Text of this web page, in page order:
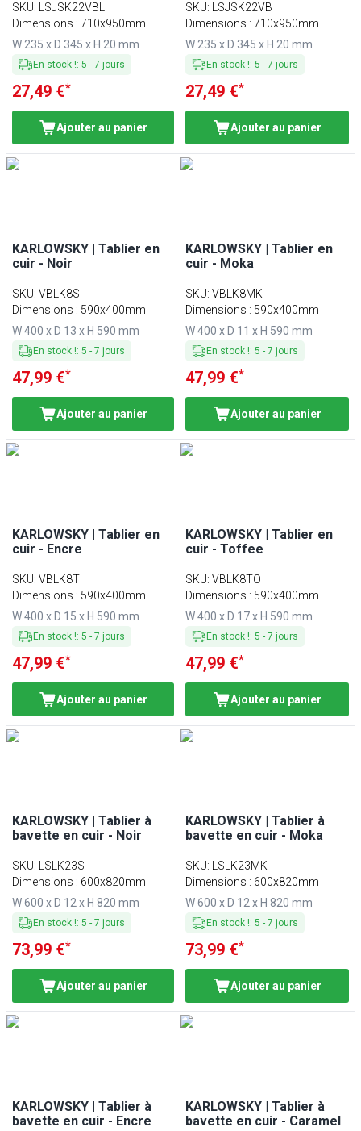
SKU:
LSJSK22VBL
Dimensions : 710x950mm
W 235 x D 345 x H 20 mm
En stock !: 5 - 7 jours
27,49 €*
Ajouter au panier
SKU:
LSJSK22VB
Dimensions : 710x950mm
W 235 x D 345 x H 20 mm
En stock !:5 -7 jours
27,49 €*
Ajouter au panier
KARLOWSKY | Tablier en
cuir - Noir
SKU: VBLK8S
Dimensions : 590x400mm
W 400 x D 13 x H 590 mm
En stock !: 5 - 7 jours
47,99 €*
Ajouter au panier
KARLOWSKY | Tablier en
cuir - Moka
SKU:VBLK8MK
Dimensions : 590x400mm
W 400 x D 11 x H 590 mm
En stock !:5 -7 jours
47,99 €*
Ajouter au panier
KARLOWSKY | Tablier en
cuir - Encre
SKU: VBLK8TI
Dimensions : 590x400mm
W 400 x D 15 x H 590 mm
En stock !: 5 - 7 jours
47,99 €*
Ajouter au panier
KARLOWSKY | Tablier en
cuir - Toffee
SKU:VBLK8TO
Dimensions : 590x400mm
W 400 x D 17 x H 590 mm
En stock !:5 -7 jours
47,99 €*
Ajouter au panier
KARLOWSKY | Tablier à
bavette en cuir - Noir
SKU: LSLK23S
Dimensions : 600x820mm
W 600 x D 12 x H 820 mm
En stock !: 5 - 7 jours
73,99 €*
Ajouter au panier
KARLOWSKY | Tablier à
bavette en cuir - Moka
SKU: LSLK23MK
Dimensions : 600x820mm
W 600 x D 12 x H 820 mm
En stock !:5 -7 jours
73,99 €*
Ajouter au panier
KARLOWSKY | Tablier à
bavette en cuir - Encre
KARLOWSKY | Tablier à
bavette en cuir - Caramel